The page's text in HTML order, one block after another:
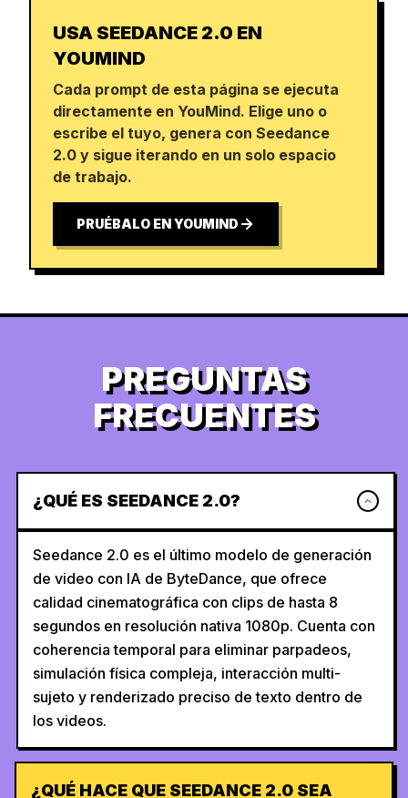
USA SEEDANCE 2.0 EN
YOUMIND
Cada prompt de esta página se ejecuta
directamente en YouMind. Elige uno o
escribe el tuyo, genera con Seedance
2.0 y sigue iterando en un solo espacio
de trabajo.
PRUÉBALO EN YOUMIND
PREGUNTAS
FRECUENTES
¿QUÉ ES SEEDANCE 2.0?
Seedance 2.0 es el último modelo de generación
de video con IA de ByteDance, que ofrece
calidad cinematográfica con clips de hasta 8
segundos en resolución nativa 1080p. Cuenta con
coherencia temporal para eliminar parpadeos,
simulación física compleja, interacción multi-
sujeto y renderizado preciso de texto dentro de
los videos.
¿QUÉ HACE QUE SEEDANCE 2.0 SEA